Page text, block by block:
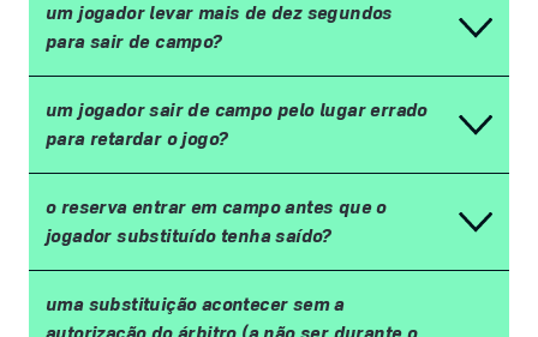
um jogador levar mais de dez segundos
para sair de campo?
um jogador sair de campo pelo lugar errado
para retardar o jogo?
o reserva entrar em campo antes que o
jogador substituído tenha saído?
uma substituição acontecer sem a